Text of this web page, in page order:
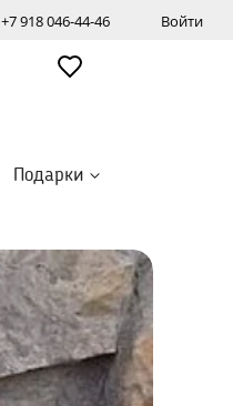
+7 918 046-44-46 Войти
Подарки